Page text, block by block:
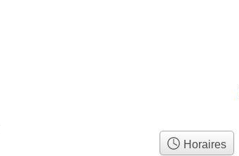
Horaires